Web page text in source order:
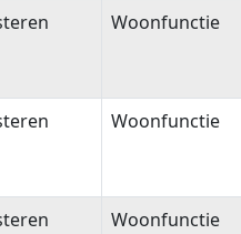
Gebruiksdoel
Woonfunctie
Woonfunctie
Woonfunctie